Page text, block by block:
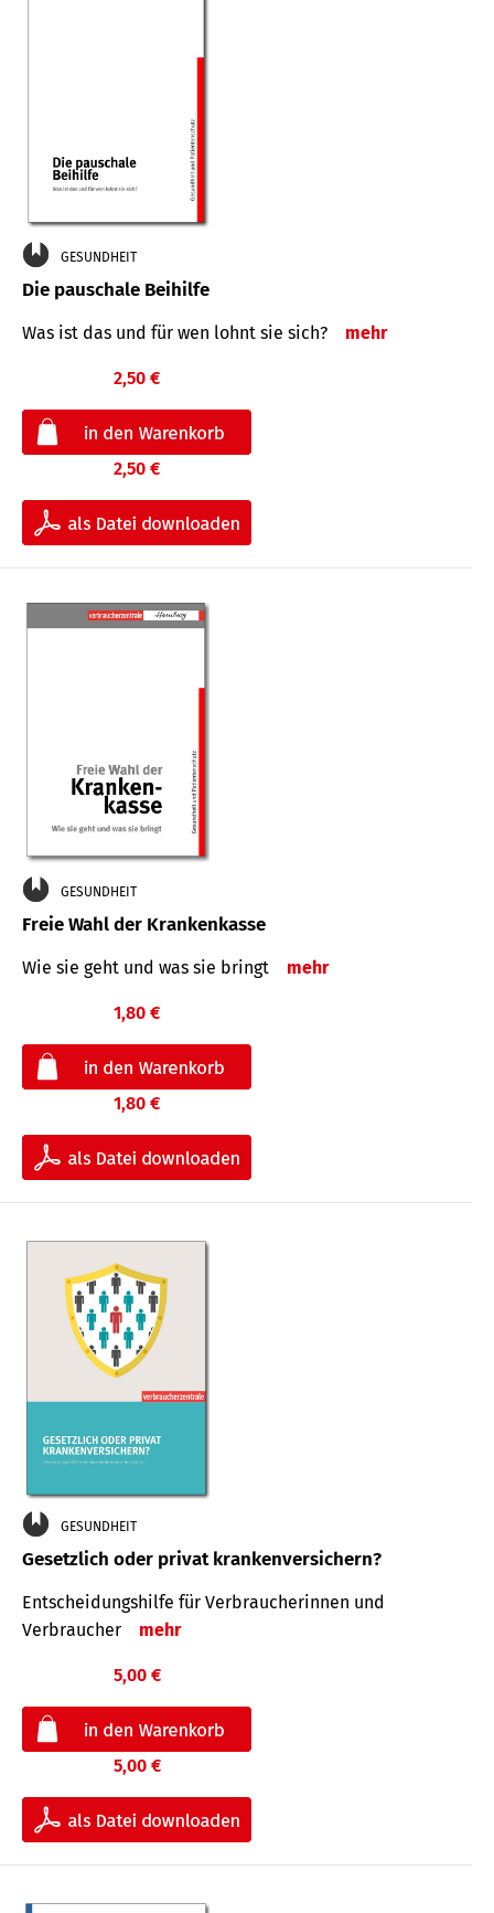
GESUNDHEIT
Die pauschale Beihilfe
Was ist das und für wen lohnt sie sich? mehr
2,50 €
2,50 €
GESUNDHEIT
Freie Wahl der Krankenkasse
Wie sie geht und was sie bringt mehr
1,80 €
1,80 €
GESUNDHEIT
Gesetzlich oder privat krankenversichern?
Entscheidungshilfe für Verbraucherinnen und
Verbraucher
mehr
5,00 €
5,00 €